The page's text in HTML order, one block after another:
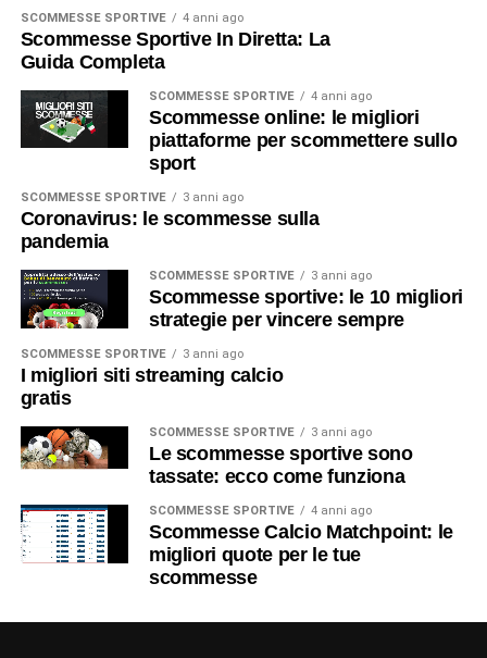
SCOMMESSE SPORTIVE 4 anni ago
Scommesse Sportive In Diretta: La
Guida Completa
SCOMMESSE SPORTIVE 4 anni ago
Scommesse online: le migliori
piattaforme per scommettere sullo
sport
SCOMMESSE SPORTIVE 3 anni ago
Coronavirus: le scommesse sulla
pandemia
SCOMMESSE SPORTIVE 3 anni ago
Scommesse sportive: le 10 migliori
strategie per vincere sempre
SCOMMESSE SPORTIVE 3 anni ago
I migliori siti streaming calcio
gratis
SCOMMESSE SPORTIVE 3 anni ago
Le scommesse sportive sono
tassate: ecco come funziona
SCOMMESSE SPORTIVE 4 anni ago
Scommesse Calcio Matchpoint: le
migliori quote per le tue
scommesse